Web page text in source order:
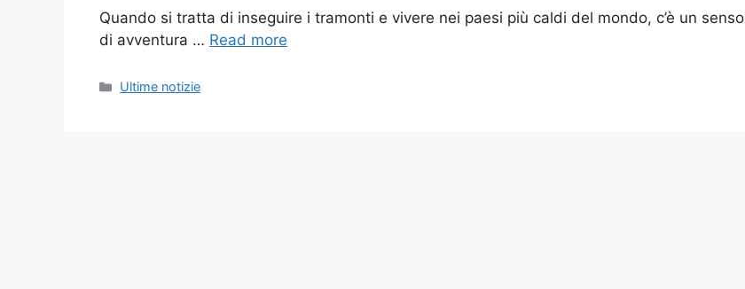
Quando si tratta di inseguire i tramonti e vivere nei paesi più caldi del mondo, c’è un senso
di avventura … Read more
Categories
Ultime notizie